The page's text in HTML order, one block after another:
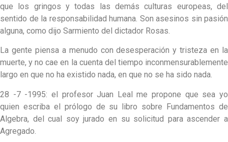
que los gringos y todas las demás culturas europeas, del
sentido de la responsabilidad humana. Son asesinos sin pasión
alguna, como dijo Sarmiento del dictador Rosas.
La gente piensa a menudo con desesperación y tristeza en la
muerte, y no cae en la cuenta del tiempo inconmensurablemente
largo en que no ha existido nada, en que no se ha sido nada.
28 -7 -1995: el profesor Juan Leal me propone que sea yo
quien escriba el prólogo de su libro sobre Fundamentos de
Algebra, del cual soy jurado en su solicitud para ascender a
Agregado.